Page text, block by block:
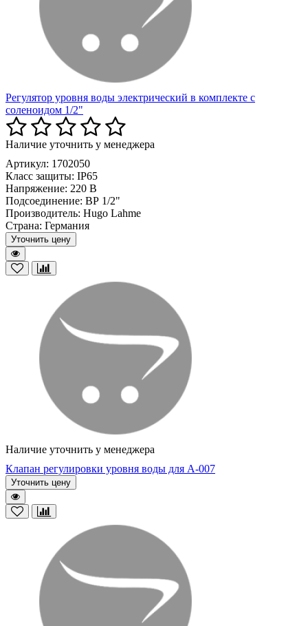
Регулятор уровня воды электрический в комплекте с
соленоидом 1/2"
Наличие уточнить у менеджера
Артикул: 1702050
Класс защиты: IP65
Напряжение: 220 В
Подсоединение: ВР 1/2"
Производитель: Hugo Lahme
Страна: Германия
Уточнить цену
Наличие уточнить у менеджера
Клапан регулировки уровня воды для A-007
Уточнить цену